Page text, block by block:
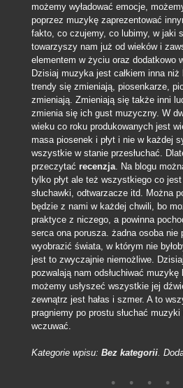
możemy wyładować emocje,
poprzez muzykę zaprezentować
fakto, co czujemy, co lubimy, w jaki
towarzyszy nam już od wieków i
elementem w życiu oraz dodatkowo
Dzisiaj muzyka jest całkiem inna niż
trendy się zmieniają, piosenkarze,
zmieniają. Zmieniają się także inni
zmienia się ich gust muzyczny. W
wieku co roku produkowanych jest
masa piosenek i płyt i nie w każdej
wszystkie w stanie przesłuchać.
przeczytać recenzja. Na blogu
tylko płyt ale też wszystkiego co
słuchawki, odtwarzacze itd. Można
będzie z nami w każdej chwili, bo
praktyce z niczego, a powinna
serca ona porusza. żadna osoba nie
wyobrazić świata, w którym nie
jest to zwyczajnie niemożliwe.
pozwalają nam odsłuchiwać muzykę
możemy usłyszeć wszystkie jej
zewnątrz jest hałas i szmer. A to
pragniemy po prostu słuchać
wczuwać.
Kategorie wpisu: Bez kategorii.